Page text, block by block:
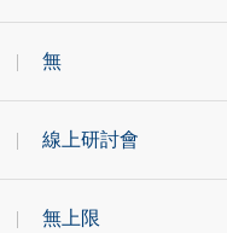
無
線上研討會
無上限